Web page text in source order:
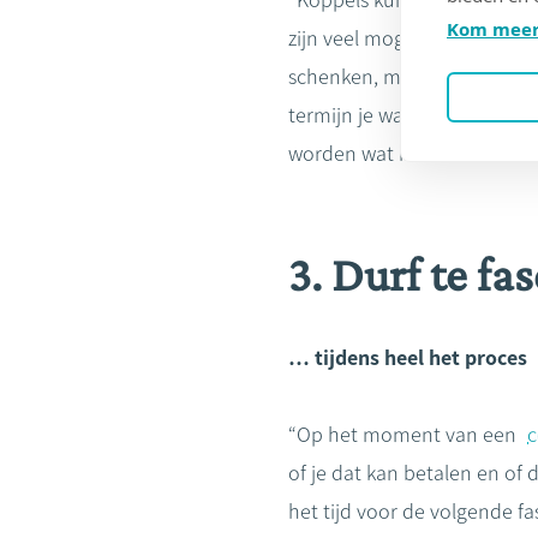
zijn veel mogelijkheden
schenken, maar ze
termijn je wat moet
worden wat het effect van
3. Durf te
… tijdens heel het proces
“Op het moment van een
of je dat kan betalen en of
het tijd voor de volgende
Kom